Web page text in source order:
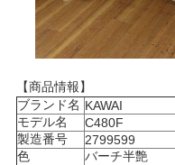
【商品情報】
ブランド名 KAWAI
モデル名
C480F
製造番号
2799599
色
バーチ半艶